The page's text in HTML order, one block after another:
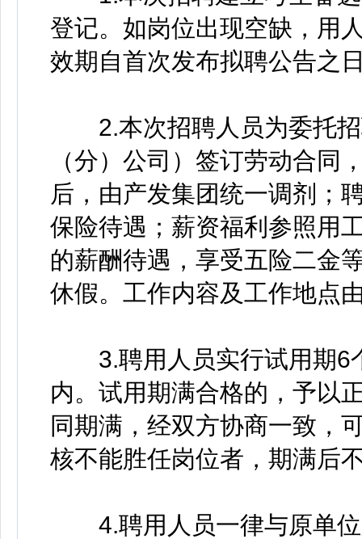
登记。如岗位出现空缺，用
效期自首次发布拟聘公告之
2.本次招聘人员为委托招
（分）公司）签订劳动合同
后，由产发集团统一调剂；
保险待遇；薪资福利参照用
的薪酬待遇，享受五险二金
休假。工作内容及工作地点
3.聘用人员实行试用期6
内。试用期满合格的，予以
同期满，经双方协商一致，
核不能胜任岗位者，期满后
4.聘用人员一律与原单位